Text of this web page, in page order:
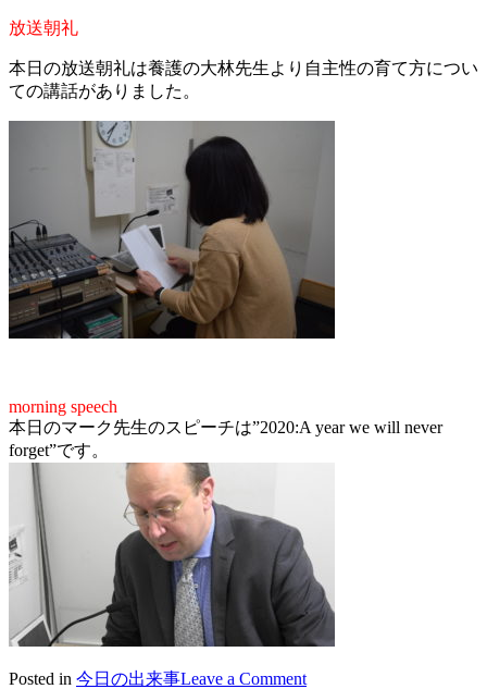
放送朝礼
本日の放送朝礼は養護の大林先生より自主性の育て方につい
ての講話がありました。
morning speech
本日のマーク先生のスピーチは”2020:A year we will never
forget”です。
Posted in 今日の出来事Leave a Commenton